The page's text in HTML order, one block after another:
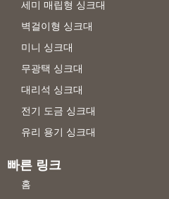
세미 매립형 싱크대
벽걸이형 싱크대
미니 싱크대
무광택 싱크대
대리석 싱크대
전기 도금 싱크대
유리 용기 싱크대
빠른 링크
홈